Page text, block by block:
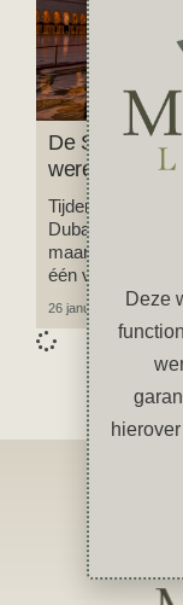
De Sjeik
wereld
Tijdens onze
Dubai. Uiteraard
maar we
één van
26 januari 2024 2
Deze